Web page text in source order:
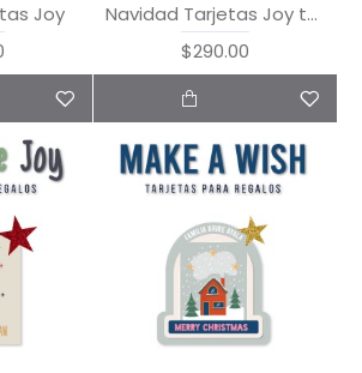
Joy
Navidad Tarjetas Joy to the World
$290.00